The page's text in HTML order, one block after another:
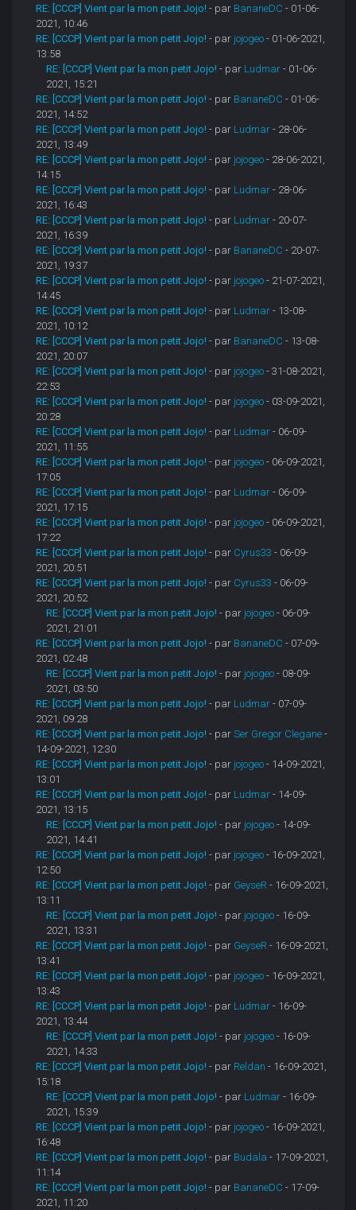
RE: [CCCP] Vient par la mon petit Jojo! - par BananeDC - 01-06-
2021, 10:46
RE: [CCCP] Vient par la mon petit Jojo! - par jojogeo - 01-06-2021,
13:58
RE: [CCCP] Vient par la mon petit Jojo! - par Ludmar - 01-06-
2021, 15:21
RE: [CCCP] Vient par la mon petit Jojo! - par BananeDC - 01-06-
2021, 14:52
RE: [CCCP] Vient par la mon petit Jojo! - par Ludmar - 28-06-
2021, 13:49
RE: [CCCP] Vient par la mon petit Jojo! - par jojogeo - 28-06-2021,
14:15
RE: [CCCP] Vient par la mon petit Jojo! - par Ludmar - 28-06-
2021, 16:43
RE: [CCCP] Vient par la mon petit Jojo! - par Ludmar - 20-07-
2021, 16:39
RE: [CCCP] Vient par la mon petit Jojo! - par BananeDC - 20-07-
2021, 19:37
RE: [CCCP] Vient par la mon petit Jojo! - par jojogeo - 21-07-2021,
14:45
RE: [CCCP] Vient par la mon petit Jojo! - par Ludmar - 13-08-
2021, 10:12
RE: [CCCP] Vient par la mon petit Jojo! - par BananeDC - 13-08-
2021, 20:07
RE: [CCCP] Vient par la mon petit Jojo! - par jojogeo - 31-08-2021,
22:53
RE: [CCCP] Vient par la mon petit Jojo! - par jojogeo - 03-09-2021,
20:28
RE: [CCCP] Vient par la mon petit Jojo! - par Ludmar - 06-09-
2021, 11:55
RE: [CCCP] Vient par la mon petit Jojo! - par jojogeo - 06-09-2021,
17:05
RE: [CCCP] Vient par la mon petit Jojo! - par Ludmar - 06-09-
2021, 17:15
RE: [CCCP] Vient par la mon petit Jojo! - par jojogeo - 06-09-2021,
17:22
RE: [CCCP] Vient par la mon petit Jojo! - par Cyrus33 - 06-09-
2021, 20:51
RE: [CCCP] Vient par la mon petit Jojo! - par Cyrus33 - 06-09-
2021, 20:52
RE: [CCCP] Vient par la mon petit Jojo! - par jojogeo - 06-09-
2021, 21:01
RE: [CCCP] Vient par la mon petit Jojo! - par BananeDC - 07-09-
2021, 02:48
RE: [CCCP] Vient par la mon petit Jojo! - par jojogeo - 08-09-
2021, 03:50
RE: [CCCP] Vient par la mon petit Jojo! - par Ludmar - 07-09-
2021, 09:28
RE: [CCCP] Vient par la mon petit Jojo! - parSer Gregor Clegane -
14-09-2021, 12:30
RE: [CCCP] Vient par la mon petit Jojo! - par jojogeo - 14-09-2021,
13:01
RE: [CCCP] Vient par la mon petit Jojo! - par Ludmar - 14-09-
2021, 13:15
RE: [CCCP] Vient par la mon petit Jojo! - par jojogeo - 14-09-
2021, 14:41
RE: [CCCP] Vient par la mon petit Jojo! - par jojogeo - 16-09-2021,
12:50
RE: [CCCP] Vient par la mon petit Jojo! - par GeyseR - 16-09-2021,
13:11
RE: [CCCP] Vient par la mon petit Jojo! - par jojogeo - 16-09-
2021, 13:31
RE: [CCCP] Vient par la mon petit Jojo! - par GeyseR - 16-09-2021,
13:41
RE: [CCCP] Vient par la mon petit Jojo! - par jojogeo - 16-09-2021,
13:43
RE: [CCCP] Vient par la mon petit Jojo! - par Ludmar - 16-09-
2021, 13:44
RE: [CCCP] Vient par la mon petit Jojo! - par jojogeo - 16-09-
2021, 14:33
RE: [CCCP] Vient par la mon petit Jojo! - par Reldan - 16-09-2021,
15:18
RE: [CCCP] Vient par la mon petit Jojo! - par Ludmar - 16-09-
2021, 15:39
RE: [CCCP] Vient par la mon petit Jojo! - par jojogeo - 16-09-2021,
16:48
RE: [CCCP] Vient par la mon petit Jojo! - par Budala - 17-09-2021,
11:14
RE: [CCCP] Vient par la mon petit Jojo! - par BananeDC - 17-09-
2021, 11:20